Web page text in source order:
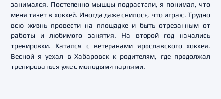
занимался. Постепенно мышцы подрастали, я понимал, что
меня тянет в хоккей. Иногда даже снилось, что играю. Трудно
всю жизнь провести на площадке и быть отрезанным от
работы и любимого занятия. На второй год начались
тренировки. Катался с ветеранами ярославского хоккея.
Весной я уехал в Хабаровск к родителям, где продолжал
тренироваться уже с молодыми парнями.